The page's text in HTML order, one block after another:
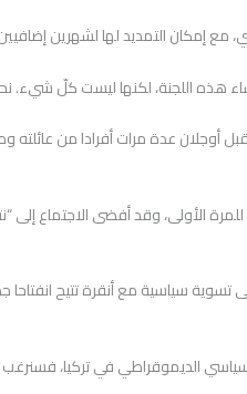
مع إمكان التمديد لها لشهرين
هذه اللجنة، لكنها ليست كلّ
التي انطلقت في تشرين الأول/أكتوبر 2024، استقبل أوجلان
الأولى، وقد أفضى الاجتماع إلى
سياسية مع أنقرة تتيح انفتاحا
الديموقراطي في تركيا،